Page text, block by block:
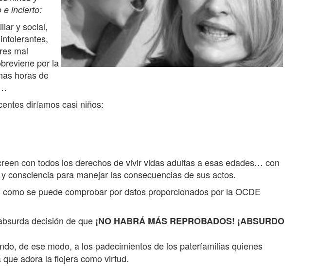
e incierto:
y social,
mal
por la
horas de
diríamos casi niños:
con todos los derechos de vivir vidas adultas a esas edades… con
consciencia para manejar las consecuencias de sus actos.
se puede comprobar por datos proporcionados por la OCDE
decisión de que ¡NO HABRÁ MÁS REPROBADOS! ¡ABSURDO
de ese modo, a los padecimientos de los paterfamilias quienes
adora la flojera como virtud.